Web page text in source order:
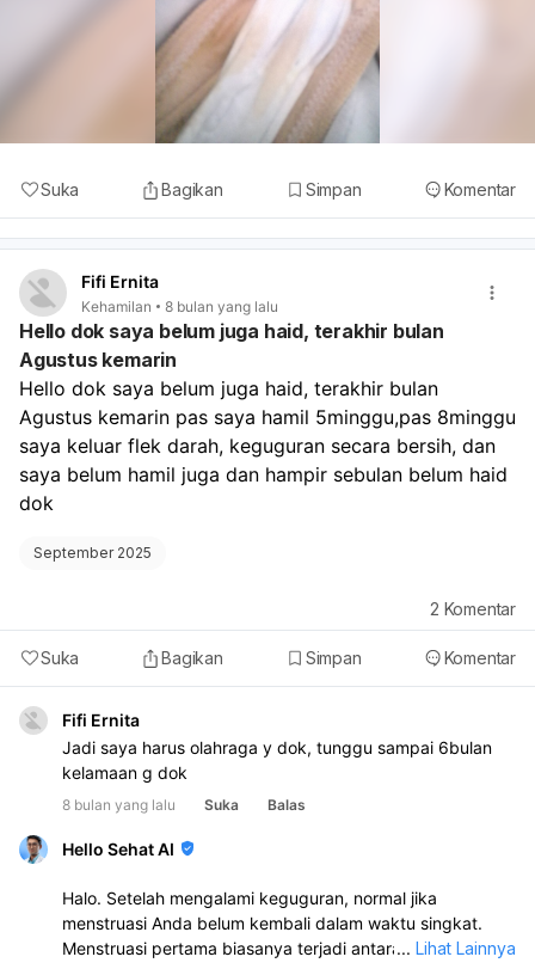
Suka Bagikan Simpan Komentar
Fifi Ernita
Kehamilan 8 bulan yang lalu
Hello dok saya belum juga haid, terakhir bulan
Agustus kemarin
Hello dok saya belum juga haid, terakhir bulan
Agustus kemarin pas saya hamil 5minggu,pas 8minggu
saya keluar flek darah, keguguran secara bersih, dan
saya belum hamil juga dan hampir sebulan belum haid
dok
September 2025
Suka Bagikan Simpan Komentar
2 Komentar
Fifi Ernita
Jadi saya harus olahraga y dok, tunggu sampai 6bulan
kelamaan g dok
8 bulan yang lalu Suka Balas
Hello Sehat AI
Halo. Setelah mengalami keguguran, normal jika
menstruasi Anda belum kembali dalam waktu singkat.
Menstruasi pertama biasanya terjadi antara 4 hingga 8
... Lihat Lainnya